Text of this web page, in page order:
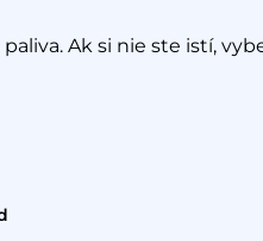
Ak si nie ste istí,